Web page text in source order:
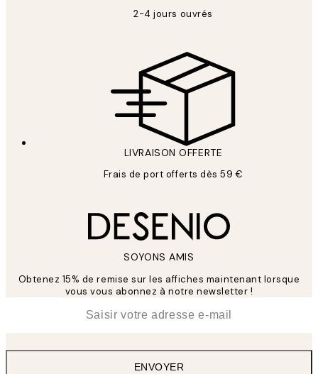
2-4 jours ouvrés
LIVRAISON OFFERTE
Frais de port offerts dès 59 €
SOYONS AMIS
Obtenez 15% de remise sur les affiches maintenant lorsque
vous vous abonnez à notre newsletter !
ENVOYER